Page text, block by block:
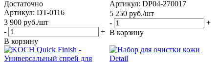
Достаточно
Артикул: DT-0116
3 900 руб./шт
-
+
В корзину
Артикул: DP04-270017
5 250 руб./шт
-
+
В корзину